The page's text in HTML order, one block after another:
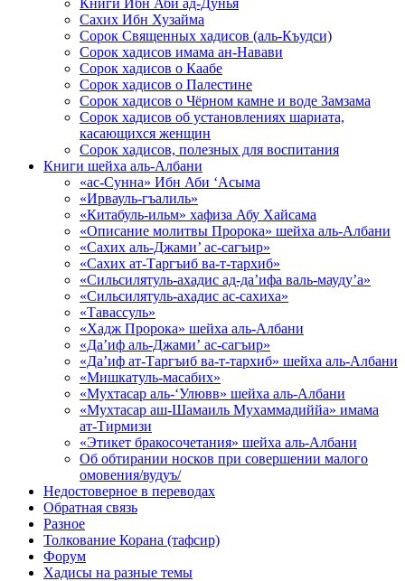
Книги Ибн Аби ад-Дунья
Сахих Ибн Хузайма
Сорок Священных хадисов (аль-Къудси)
Сорок хадисов имама ан-Навави
Сорок хадисов о Каабе
Сорок хадисов о Палестине
Сорок хадисов о Чёрном камне и воде Замзама
Сорок хадисов об установлениях шариата,
касающихся женщин
Сорок хадисов, полезных для воспитания
Книги шейха аль-Албани
«ас-Сунна» Ибн Аби ‘Асыма
«Ирвауль-гъалиль»
«Китабуль-ильм» хафиза Абу Хайсама
«Описание молитвы Пророка» шейха аль-Албани
«Сахих аль-Джами’ ас-сагъир»
«Сахих ат-Таргъиб ва-т-тархиб»
«Сильсилятуль-ахадис ад-да’ифа валь-мауду’а»
«Сильсилятуль-ахадис ас-сахиха»
«Тавассуль»
«Хадж Пророка» шейха аль-Албани
«Да’иф аль-Джами’ ас-сагъир»
«Да’иф ат-Таргъиб ва-т-тархиб» шейха аль-Албани
«Мишкатуль-масабих»
«Мухтасар аль-‘Улювв» шейха аль-Албани
«Мухтасар аш-Шамаиль Мухаммадиййа» имама
ат-Тирмизи
«Этикет бракосочетания» шейха аль-Албани
Об обтирании носков при совершении малого
омовения/вудуъ/
Недостоверное в переводах
Обратная связь
Разное
Толкование Корана (тафсир)
Форум
Хадисы на разные темы